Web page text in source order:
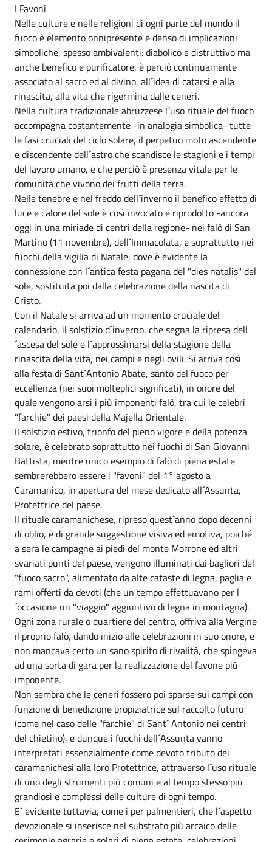
I Favoni
Nelle culture e nelle religioni di ogni parte del mondo il
fuoco è elemento onnipresente e denso di implicazioni
simboliche, spesso ambivalenti: diabolico e distruttivo ma
anche benefico e purificatore, è perciò continuamente
associato al sacro ed al divino, all´idea di catarsi e alla
rinascita, alla vita che rigermina dalle ceneri.
Nella cultura tradizionale abruzzese l´uso rituale del fuoco
accompagna costantemente -in analogia simbolica- tutte
le fasi cruciali del ciclo solare, il perpetuo moto ascendente
e discendente dell´astro che scandisce le stagioni e i tempi
del lavoro umano, e che perciò è presenza vitale per le
comunità che vivono dei frutti della terra.
Nelle tenebre e nel freddo dell´inverno il benefico effetto di
luce e calore del sole è così invocato e riprodotto -ancora
oggi in una miriade di centri della regione- nei falò di San
Martino (11 novembre), dell´Immacolata, e soprattutto nei
fuochi della vigilia di Natale, dove è evidente la
connessione con l´antica festa pagana del "dies natalis" del
sole, sostituita poi dalla celebrazione della nascita di
Cristo.
Con il Natale si arriva ad un momento cruciale del
calendario, il solstizio d´inverno, che segna la ripresa dell
´ascesa del sole e l´approssimarsi della stagione della
rinascita della vita, nei campi e negli ovili. Si arriva così
alla festa di Sant´Antonio Abate, santo del fuoco per
eccellenza (nei suoi molteplici significati), in onore del
quale vengono arsi i più imponenti falò, tra cui le celebri
"farchie" dei paesi della Majella Orientale.
Il solstizio estivo, trionfo del pieno vigore e della potenza
solare, è celebrato soprattutto nei fuochi di San Giovanni
Battista, mentre unico esempio di falò di piena estate
sembrerebbero essere i "favoni" del 1° agosto a
Caramanico, in apertura del mese dedicato all´Assunta,
Protettrice del paese.
Il rituale caramanichese, ripreso quest´anno dopo decenni
di oblio, è di grande suggestione visiva ed emotiva, poiché
a sera le campagne ai piedi del monte Morrone ed altri
svariati punti del paese, vengono illuminati dai bagliori del
"fuoco sacro", alimentato da alte cataste di legna, paglia e
rami offerti da devoti (che un tempo effettuavano per l
´occasione un "viaggio" aggiuntivo di legna in montagna).
Ogni zona rurale o quartiere del centro, offriva alla Vergine
il proprio falò, dando inizio alle celebrazioni in suo onore, e
non mancava certo un sano spirito di rivalità, che spingeva
ad una sorta di gara per la realizzazione del favone più
imponente.
Non sembra che le ceneri fossero poi sparse sui campi con
funzione di benedizione propiziatrice sul raccolto futuro
(come nel caso delle "farchie" di Sant´ Antonio nei centri
del chietino), e dunque i fuochi dell´Assunta vanno
interpretati essenzialmente come devoto tributo dei
caramanichesi alla loro Protettrice, attraverso l´uso rituale
di uno degli strumenti più comuni e al tempo stesso più
grandiosi e complessi delle culture di ogni tempo.
E´ evidente tuttavia, come i per palmentieri, che l´aspetto
devozionale si inserisce nel substrato più arcaico delle